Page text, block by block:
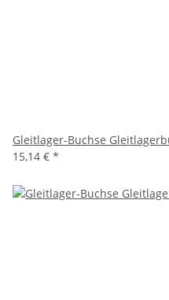
Gleitlager-Buchse
15,14 € *